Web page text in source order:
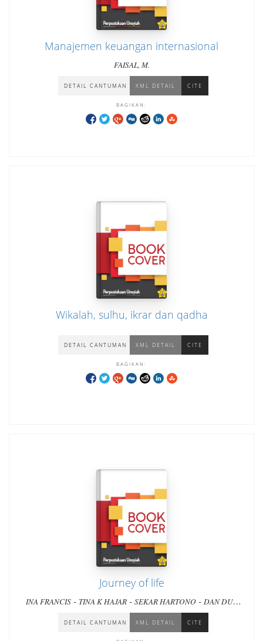
Manajemen keuangan internasional
FAISAL, M.
DETAIL CANTUMAN XML DETAIL CITE
BAGIKAN:
Wikalah, sulhu, ikrar dan qadha
DETAIL CANTUMAN XML DETAIL CITE
BAGIKAN:
Journey of life
INA FRANCIS - TINA K HAJAR - SEKAR HARTONO - DAN DUA
BRYTJE GERADUS-WIWIN QOYUMA
AGUSTUTI SUPARTININGSIH
DETAIL CANTUMAN XML DETAIL CITE